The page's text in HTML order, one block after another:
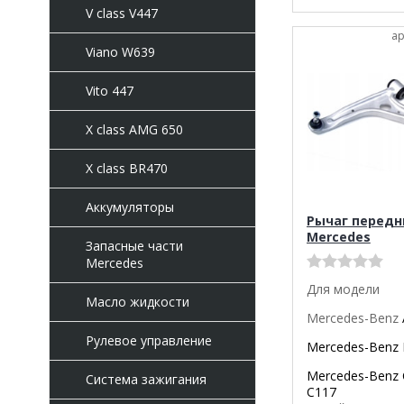
V class V447
Viano W639
Vito 447
X class AMG 650
X class BR470
Аккумуляторы
Запасные части
Mercedes
Масло жидкости
Рулевое управление
Система зажигания
Рычаг
Mercedes
Для модели
Mercedes-Benz
Mercedes-Benz
Mercedes-Benz
C117